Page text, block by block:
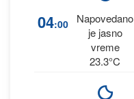
04:00
Napovedano
je jasno
vreme
23.3°C